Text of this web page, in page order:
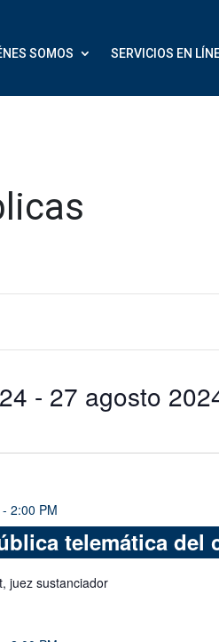
SOMOS SERVICIOS EN
- 27 agosto
- 2:00 PM
telemática del
juez sustanciador